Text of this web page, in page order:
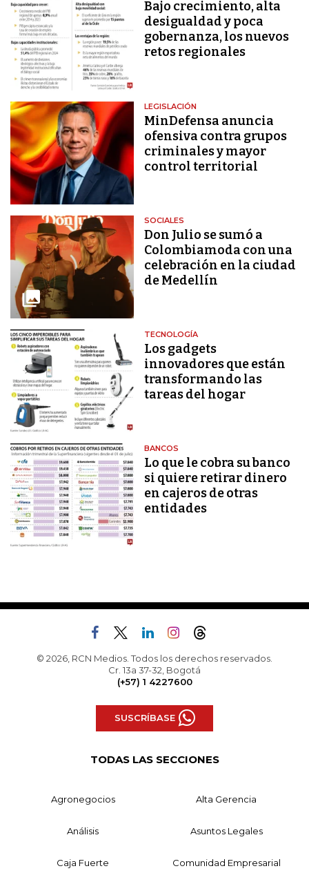
Bajo crecimiento, alta
desigualdad y poca
gobernanza, los nuevos
retos regionales
LEGISLACIÓN
MinDefensa anuncia
ofensiva contra grupos
criminales y mayor
control territorial
SOCIALES
Don Julio se sumó a
Colombiamoda con una
celebración en la ciudad
de Medellín
TECNOLOGÍA
Los gadgets
innovadores que están
transformando las
tareas del hogar
BANCOS
Lo que le cobra su banco
si quiere retirar dinero
en cajeros de otras
entidades
© 2026, RCN Medios. Todos los derechos reservados.
Cr. 13a 37-32, Bogotá
(+57) 1 4227600
SUSCRÍBASE
TODAS LAS SECCIONES
Agronegocios Alta Gerencia
Análisis Asuntos Legales
Caja Fuerte Comunidad Empresarial